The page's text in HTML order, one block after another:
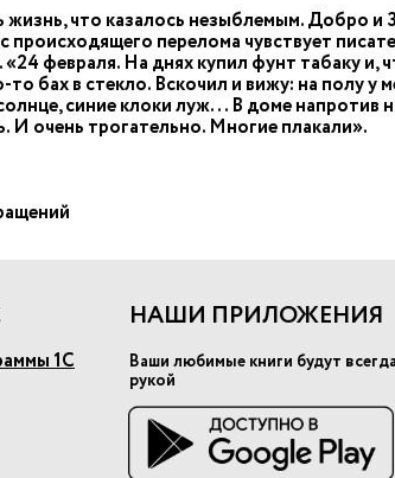
что казалось незыблемым. Добро и
перелома чувствует
февраля. На днях купил фунт табаку и,
бах в стекло. Вскочил и вижу: на полу у
синие клоки луж... В доме напротив
И очень трогательно. Многие плакали».
1С
НАШИ ПРИЛОЖЕНИЯ
Ваши любимые книги будут
рукой